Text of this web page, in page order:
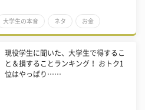
大学生の本音 ネタ お金
現役学生に聞いた、大学生で得するこ
と＆損することランキング！ おトク1
位はやっぱり……